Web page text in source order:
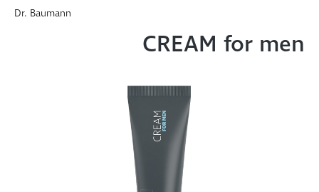
Dr. Baumann
CREAM for men